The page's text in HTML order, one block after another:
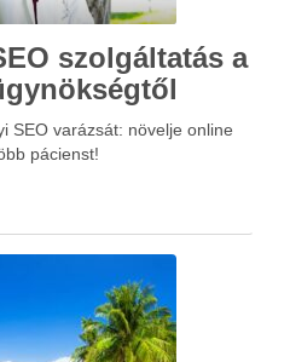
szolgáltatás a
SEO varázsát: növelje online
pácienst!